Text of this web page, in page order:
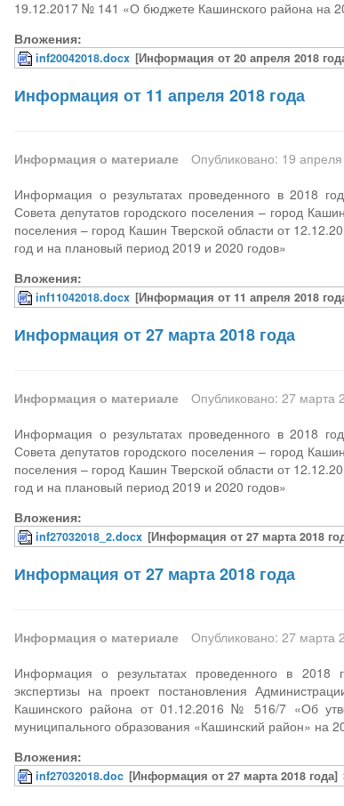
19.12.2017 № 141 «О бюджете Кашинского района на
Вложения:
inf20042018.docx [Информация от 20 апреля 2018
Информация от 11 апреля 2018 года
Информация о материале
Опубликовано: 19
Информация о результатах проведенного в 2018
Совета депутатов городского поселения – город
поселения – город Кашин Тверской области от
год и на плановый период 2019 и 2020 годов»
Вложения:
inf11042018.docx [Информация от 11 апреля 2018
Информация от 27 марта 2018 года
Информация о материале
Опубликовано: 27 марта
Информация о результатах проведенного в 2018
Совета депутатов городского поселения – город
поселения – город Кашин Тверской области от
год и на плановый период 2019 и 2020 годов»
Вложения:
inf27032018_2.docx [Информация от 27 марта 2018
Информация от 27 марта 2018 года
Информация о материале
Опубликовано: 27 марта
Информация о результатах проведенного в 2018
экспертизы на проект постановления
Кашинского района от 01.12.2016 № 516/7 «Об
муниципального образования «Кашинский район» на
Вложения:
inf27032018.doc [Информация от 27 марта 2018 года]